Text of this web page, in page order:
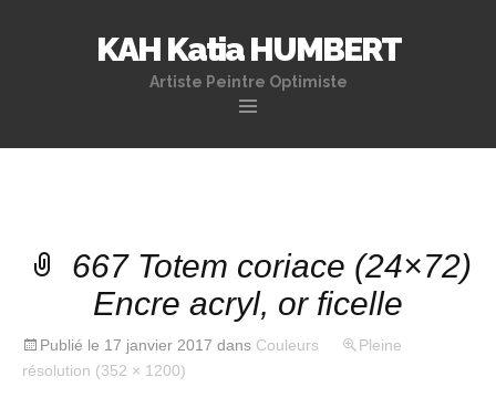
KAH Katia HUMBERT
Artiste Peintre Optimiste
667 Totem coriace (24×72)
Encre acryl, or ficelle
Publié le 17 janvier 2017 dans Couleurs
Pleine
résolution (352 × 1200)